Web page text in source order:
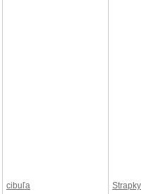
cibuľa Strapky